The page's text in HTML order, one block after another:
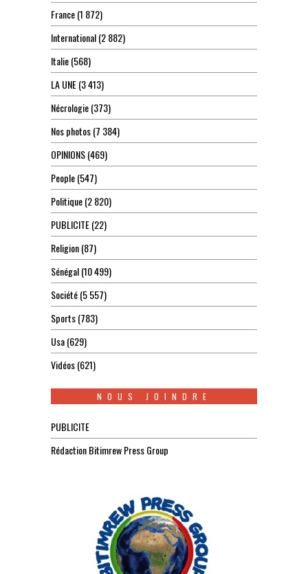
France(1 872)
International(2 882)
Italie(568)
LA UNE(3 413)
Nécrologie(373)
Nos photos(7 384)
OPINIONS(469)
People(547)
Politique(2 820)
PUBLICITE(22)
Religion(87)
Sénégal(10 499)
Société(5 557)
Sports(783)
Usa(629)
Vidéos(621)
NOUS JOINDRE
PUBLICITE
Rédaction Bitimrew Press Group